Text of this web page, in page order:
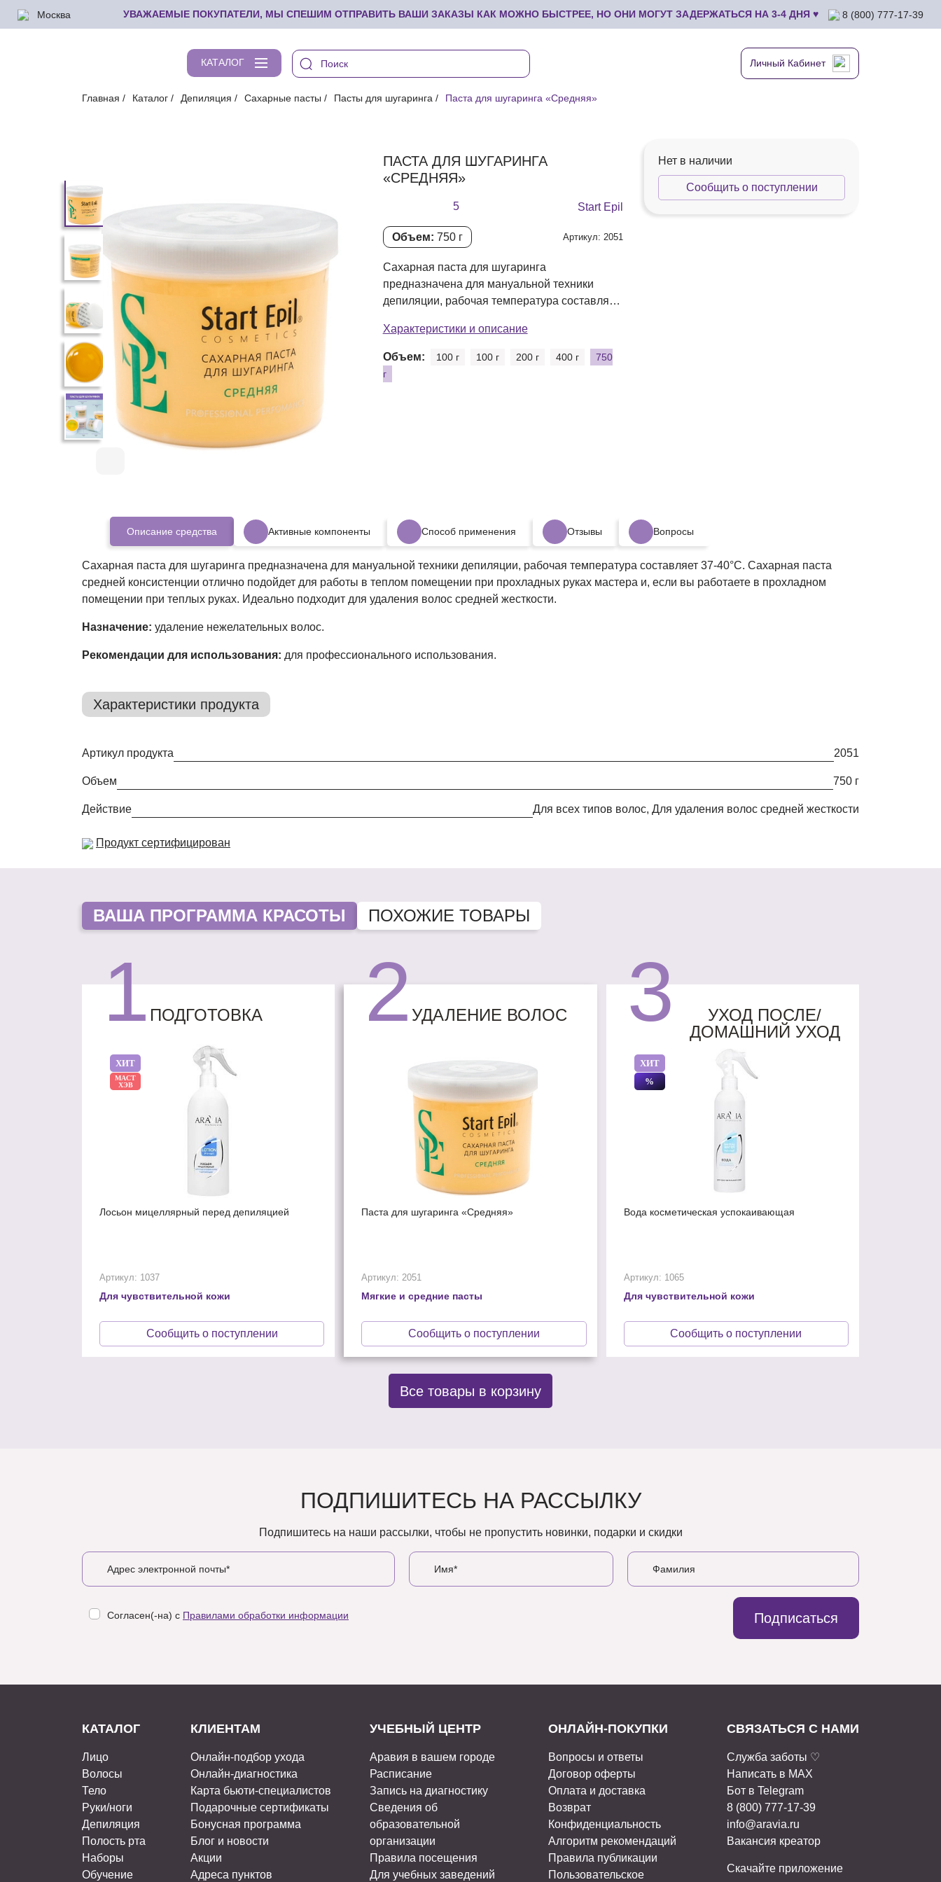
УВАЖАЕМЫЕ ПОКУПАТЕЛИ, МЫ СПЕШИМ ОТПРАВИТЬ ВАШИ ЗАКАЗЫ КАК МОЖНО БЫСТРЕЕ, НО ОНИ МОГУТ ЗАДЕРЖАТЬСЯ НА 3-4 ДНЯ ♥
Москва 8 (800) 777-17-39
КАТАЛОГ Личный Кабинет
Главная Каталог Депиляция Сахарные пасты Пасты для шугаринга Паста для шугаринга «Средняя»
ПАСТА ДЛЯ ШУГАРИНГА
«СРЕДНЯЯ»
5 Start Epil
Объем: 750 г Артикул: 2051
Сахарная паста для шугаринга
предназначена для мануальной техники
депиляции, рабочая температура составляет
Характеристики и описание
Объем: 100 г 100 г 200 г 400 г
750
г
Нет в наличии
Сообщить о поступлении
Описание средства Активные компоненты Способ применения Отзывы Вопросы
Сахарная паста для шугаринга предназначена для мануальной техники депиляции, рабочая температура составляет 37-40°C. Сахарная паста
средней консистенции отлично подойдет для работы в теплом помещении при прохладных руках мастера и, если вы работаете в прохладном
помещении при теплых руках. Идеально подходит для удаления волос средней жесткости.
Назначение: удаление нежелательных волос.
Рекомендации для использования: для профессионального использования.
Характеристики продукта
Артикул продукта 2051
Объем 750 г
Действие Для всех типов волос, Для удаления волос средней жесткости
Продукт сертифицирован
ВАША ПРОГРАММА КРАСОТЫ ПОХОЖИЕ ТОВАРЫ
1ПОДГОТОВКА
ХИТ
МАСТ
ХЭВ
Лосьон мицеллярный перед депиляцией
Артикул: 1037
Для чувствительной кожи
Сообщить о поступлении
2УДАЛЕНИЕ ВОЛОС
Паста для шугаринга «Средняя»
Артикул: 2051
Мягкие и средние пасты
Сообщить о поступлении
3
УХОД ПОСЛЕ/
ДОМАШНИЙ УХОД
ХИТ
%
Вода косметическая успокаивающая
Артикул: 1065
Для чувствительной кожи
Сообщить о поступлении
Все товары в корзину
ПОДПИШИТЕСЬ НА РАССЫЛКУ
Подпишитесь на наши рассылки, чтобы не пропустить новинки, подарки и скидки
Согласен(-на) с Правилами обработки информации Подписаться
КАТАЛОГ
Лицо
Волосы
Тело
Руки/ноги
Депиляция
Полость рта
Наборы
Обучение
КЛИЕНТАМ
Онлайн-подбор ухода
Онлайн-диагностика
Карта бьюти-специалистов
Подарочные сертификаты
Бонусная программа
Блог и новости
Акции
Адреса пунктов
УЧЕБНЫЙ ЦЕНТР
Аравия в вашем городе
Расписание
Запись на диагностику
Сведения об
образовательной
организации
Правила посещения
Для учебных заведений
ОНЛАЙН-ПОКУПКИ
Вопросы и ответы
Договор оферты
Оплата и доставка
Возврат
Конфиденциальность
Алгоритм рекомендаций
Правила публикации
Пользовательское
СВЯЗАТЬСЯ С НАМИ
Служба заботы ♡
Написать в MAX
Бот в Telegram
8 (800) 777-17-39
info@aravia.ru
Вакансия креатор
Скачайте приложение